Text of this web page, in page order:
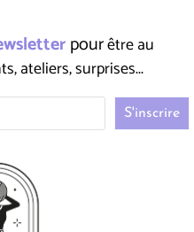
pourêtre au
ateliers, surprises...